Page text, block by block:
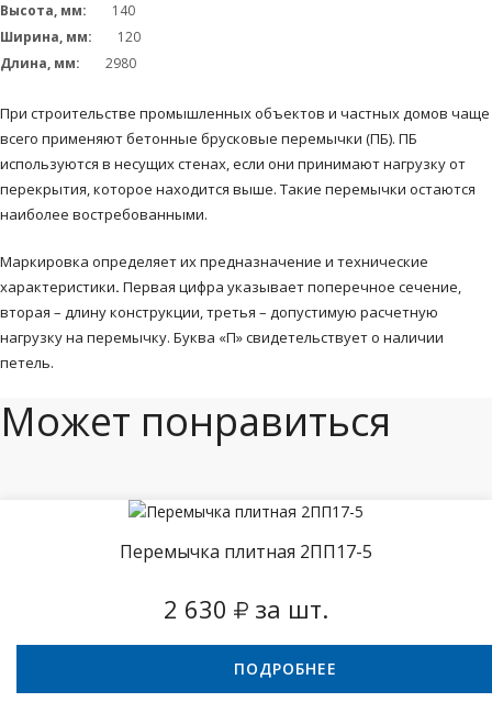
Высота, мм:
140
Ширина, мм:
120
Длина, мм:
2980
При строительстве промышленных объектов и частных домов чаще
всего применяют бетонные брусковые перемычки (ПБ). ПБ
используются в несущих стенах, если они принимают нагрузку от
перекрытия, которое находится выше. Такие перемычки остаются
наиболее востребованными.
Маркировка определяет их предназначение и технические
характеристики. Первая цифра указывает поперечное сечение,
вторая – длину конструкции, третья – допустимую расчетную
нагрузку на перемычку. Буква «П» свидетельствует о наличии
петель.
Может понравиться
Перемычка плитная 2ПП17-5
2 630 за шт.
ПОДРОБНЕЕ